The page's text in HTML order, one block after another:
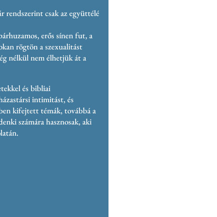
rendszerint csak az együttélé
erős sínen fut, a
rögtön a szexualitást
nélkül nem élhetjük át a
és bibliai
intimitást, és
kifejtett témák, továbbá a
számára hasznosak, aki